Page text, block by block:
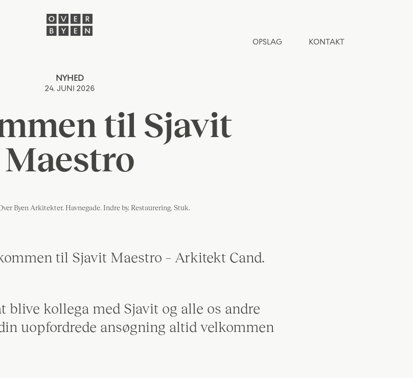
OPSLAG KONTAKT
NYHED
24. JUNI 2026
til Sjavit
Maestro
til Sjavit Maestro – Arkitekt Cand.
blive kollega med Sjavit og alle os andre
uopfordrede ansøgning altid velkommen